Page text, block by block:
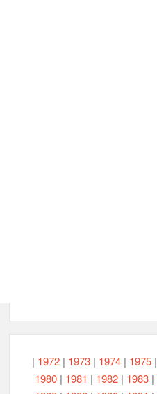
| 1972| 1973| 1974| 1975|
1980| 1981 | 1982| 1983|